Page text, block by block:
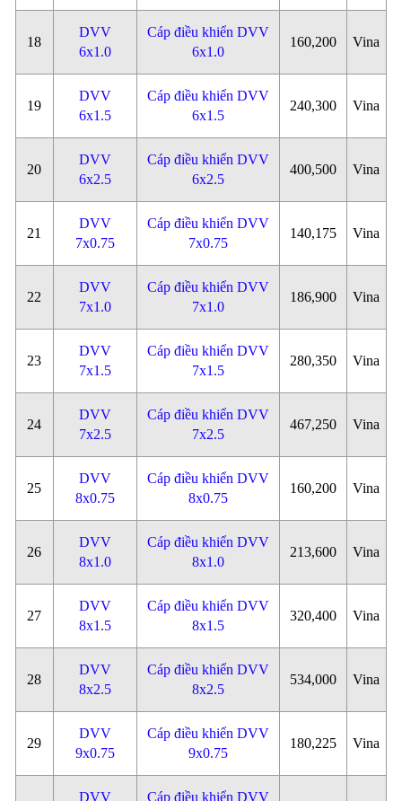
18
DVV
6x1.0
Cáp điều khiển DVV
6x1.0
160,200 Vina
19
DVV
6x1.5
Cáp điều khiển DVV
6x1.5
240,300 Vina
20
DVV
6x2.5
Cáp điều khiển DVV
6x2.5
400,500 Vina
21
DVV
7x0.75
Cáp điều khiển DVV
7x0.75
140,175 Vina
22
DVV
7x1.0
Cáp điều khiển DVV
7x1.0
186,900 Vina
23
DVV
7x1.5
Cáp điều khiển DVV
7x1.5
280,350 Vina
24
DVV
7x2.5
Cáp điều khiển DVV
7x2.5
467,250 Vina
25
DVV
8x0.75
Cáp điều khiển DVV
8x0.75
160,200 Vina
26
DVV
8x1.0
Cáp điều khiển DVV
8x1.0
213,600 Vina
27
DVV
8x1.5
Cáp điều khiển DVV
8x1.5
320,400 Vina
28
DVV
8x2.5
Cáp điều khiển DVV
8x2.5
534,000 Vina
29
DVV
9x0.75
Cáp điều khiển DVV
9x0.75
180,225 Vina
DVV Cáp điều khiển DVV